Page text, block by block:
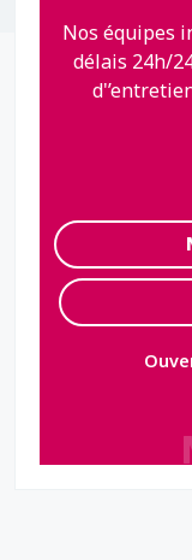
Nos équipes
délais 24h/